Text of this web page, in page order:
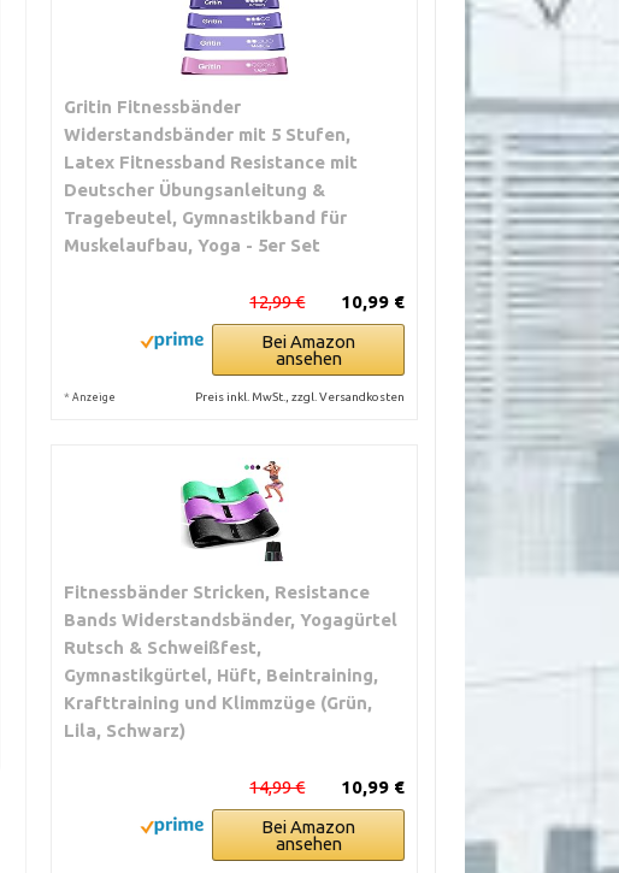
Gritin Fitnessbänder
Widerstandsbänder mit 5 Stufen,
Latex Fitnessband Resistance mit
Deutscher Übungsanleitung &
Tragebeutel, Gymnastikband für
Muskelaufbau, Yoga - 5er Set
10,99 €
12,99 €
Bei Amazon
ansehen
* Anzeige Preis inkl. MwSt., zzgl. Versandkosten
Fitnessbänder Stricken, Resistance
Bands Widerstandsbänder, Yogagürtel
Rutsch & Schweißfest,
Gymnastikgürtel, Hüft, Beintraining,
Krafttraining und Klimmzüge (Grün,
Lila, Schwarz)
10,99 €
14,99 €
Bei Amazon
ansehen